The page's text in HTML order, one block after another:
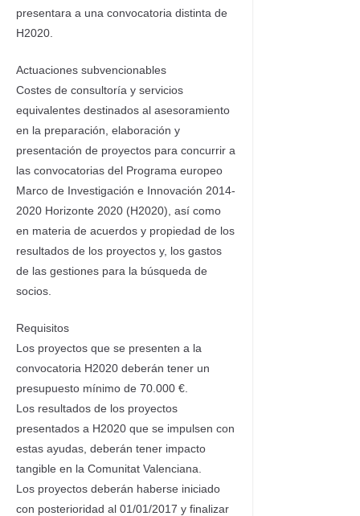
presentara a una convocatoria distinta de
H2020.
Actuaciones subvencionables
Costes de consultoría y servicios
equivalentes destinados al asesoramiento
en la preparación, elaboración y
presentación de proyectos para concurrir a
las convocatorias del Programa europeo
Marco de Investigación e Innovación 2014-
2020 Horizonte 2020 (H2020), así como
en materia de acuerdos y propiedad de los
resultados de los proyectos y, los gastos
de las gestiones para la búsqueda de
socios.
Requisitos
Los proyectos que se presenten a la
convocatoria H2020 deberán tener un
presupuesto mínimo de 70.000 €.
Los resultados de los proyectos
presentados a H2020 que se impulsen con
estas ayudas, deberán tener impacto
tangible en la Comunitat Valenciana.
Los proyectos deberán haberse iniciado
con posterioridad al 01/01/2017 y finalizar